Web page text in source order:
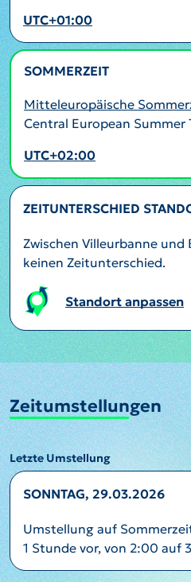
UTC+01:00
SOMMERZEIT
Mitteleuropäische
Central European Summer
UTC+02:00
ZEITUNTERSCHIED
Zwischen Villeurbanne
keinen Zeitunterschied.
Standort anpassen
Zeitumstellungen
Letzte Umstellung
SONNTAG, 29.03.2026
Umstellung auf
1 Stunde vor, von 2:00 auf